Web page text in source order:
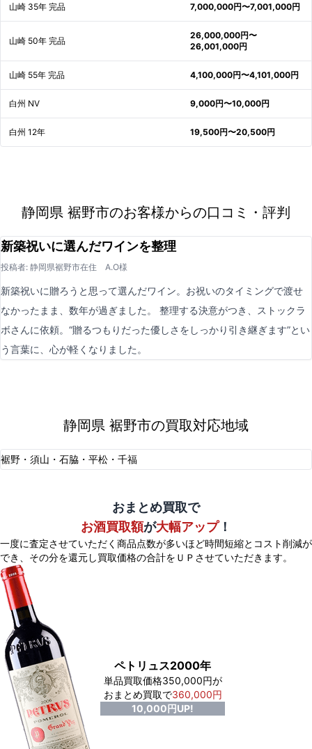
山崎 35年 完品 7,000,000円〜7,001,000円
山崎 50年 完品
26,000,000円〜
26,001,000円
山崎 55年 完品 4,100,000円〜4,101,000円
白州 NV 9,000円〜10,000円
白州 12年 19,500円〜20,500円
静岡県 裾野市のお客様からの口コミ・評判
新築祝いに選んだワインを整理
投稿者: 静岡県裾野市在住 A.O様
新築祝いに贈ろうと思って選んだワイン。お祝いのタイミングで渡せ
なかったまま、数年が過ぎました。 整理する決意がつき、ストックラ
ボさんに依頼。“贈るつもりだった優しさをしっかり引き継ぎます”とい
う言葉に、心が軽くなりました。
静岡県 裾野市の買取対応地域
裾野・須山・石脇・平松・千福
おまとめ買取で
お酒買取額が大幅アップ！
一度に査定させていただく商品点数が多いほど時間短縮とコスト削減が
でき、 その分を還元し買取価格の合計をＵＰさせていただきます。
ペトリュス2000年
単品買取価格350,000円が
おまとめ買取で360,000円
10,000円UP!